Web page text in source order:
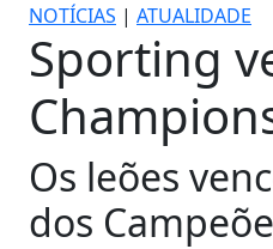
NOTÍCIAS | ATUALIDADE
Sporting
Os leões
dos